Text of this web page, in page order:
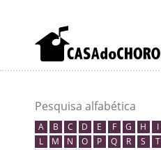
Pesquisa alfabética
A B C D E F G H I
L
M N O P Q R S T